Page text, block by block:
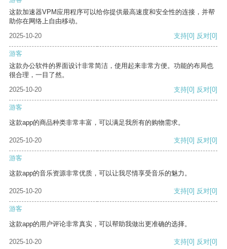
这款加速器VPM应用程序可以给你提供最高速度和安全性的连接，并帮
助你在网络上自由移动。
2025-10-20
支持[0] 反对[0]
游客
这款办公软件的界面设计非常简洁，使用起来非常方便。功能的布局也
很合理，一目了然。
2025-10-20
支持[0] 反对[0]
游客
这款app的商品种类非常丰富，可以满足我所有的购物需求。
2025-10-20 支持[0] 反对[0]
游客
这款app的音乐资源非常优质，可以让我尽情享受音乐的魅力。
2025-10-20 支持[0] 反对[0]
游客
这款app的用户评论非常真实，可以帮助我做出更准确的选择。
2025-10-20 支持[0] 反对[0]